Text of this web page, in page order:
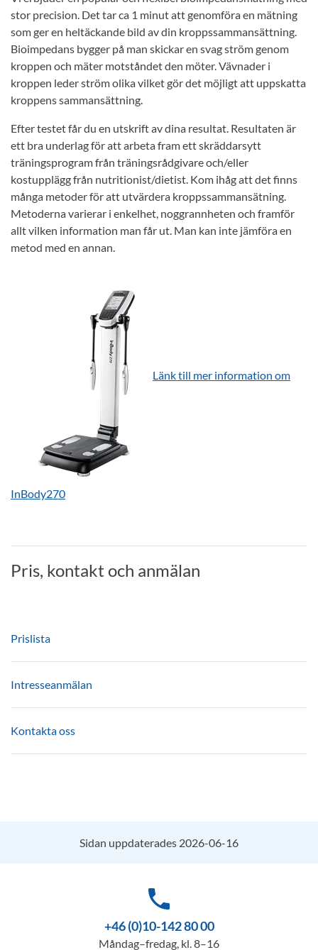
stor precision. Det tar ca 1 minut att genomföra en mätning
som ger en heltäckande bild av din kroppssammansättning.
Bioimpedans bygger på man skickar en svag ström genom
kroppen och mäter motståndet den möter. Vävnader i
kroppen leder ström olika vilket gör det möjligt att uppskatta
kroppens sammansättning.
Efter testet får du en utskrift av dina resultat. Resultaten är
ett bra underlag för att arbeta fram ett skräddarsytt
träningsprogram från träningsrådgivare och/eller
kostupplägg från nutritionist/dietist. Kom ihåg att det finns
många metoder för att utvärdera kroppssammansätning.
Metoderna varierar i enkelhet, noggrannheten och framför
allt vilken information man får ut. Man kan inte jämföra en
metod med en annan.
Länk till mer information om
InBody270
Pris, kontakt och anmälan
Prislista
Intresseanmälan
Kontakta oss
Sidan uppdaterades 2026-06-16
phone
+46 (0)10-142 80 00
Måndag–fredag, kl. 8–16